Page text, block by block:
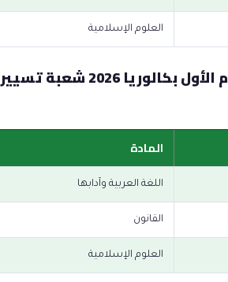
العلوم الإسلامية
برنامج اليوم الأول بكالوريا 2026 شعبة تسيير
المادة
اللغة العربية وآدابها
القانون
العلوم الإسلامية